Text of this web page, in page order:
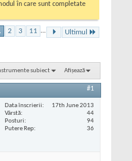
în care sunt completate
2 3 11 ... Ultimul
subiect Afișează
#1
Data înscrierii
17th June 2013
Vârstă
44
Posturi
94
Putere Rep
36